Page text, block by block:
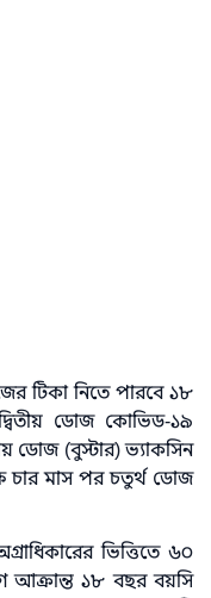
টিকা নিতে পারবে ১৮
ডোজ কোভিড-১৯
ডোজ (বুস্টার) ভ্যাকসিন
চার মাস পর চতুর্থ ডোজ
ভিত্তিতে ৬০
আক্রান্ত ১৮ বছর বয়সি